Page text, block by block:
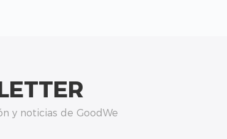
y noticias de GoodWe